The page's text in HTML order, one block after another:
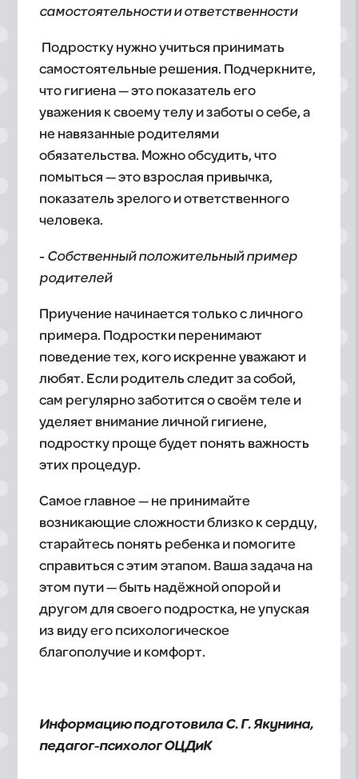
самостоятельности и ответственности
Подростку нужно учиться принимать
самостоятельные решения. Подчеркните,
что гигиена — это показатель его
уважения к своему телу и заботы о себе, а
не навязанные родителями
обязательства. Можно обсудить, что
помыться — это взрослая привычка,
показатель зрелого и ответственного
человека.
- Собственный положительный пример
родителей
Приучение начинается только с личного
примера. Подростки перенимают
поведение тех, кого искренне уважают и
любят. Если родитель следит за собой,
сам регулярно заботится о своём теле и
уделяет внимание личной гигиене,
подростку проще будет понять важность
этих процедур.
Самое главное — не принимайте
возникающие сложности близко к сердцу,
старайтесь понять ребенка и помогите
справиться с этим этапом. Ваша задача на
этом пути — быть надёжной опорой и
другом для своего подростка, не упуская
из виду его психологическое
благополучие и комфорт.
Информацию подготовила С. Г. Якунина,
педагог-психолог ОЦДиК